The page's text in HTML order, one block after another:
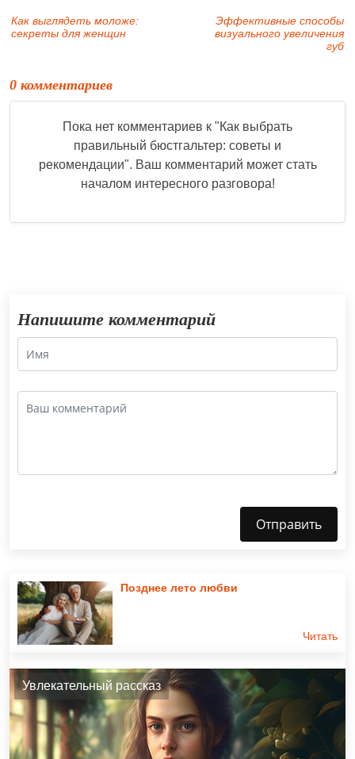
Как выглядеть моложе:
секреты для женщин
Эффективные способы
визуального увеличения
губ
0 комментариев
Пока нет комментариев к "Как выбрать
правильный бюстгальтер: советы и
рекомендации". Ваш комментарий может стать
началом интересного разговора!
Напишите комментарий
Отправить
Позднее лето любви
Читать
Увлекательный рассказ